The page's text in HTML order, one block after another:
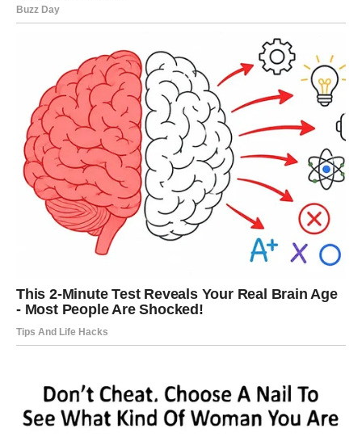
DJEVICA
Pred vama su dani tokom kojih ćete mnogo jasnije vidjeti
ko vam donosi mir, a ko stres.
Jedna odluka donosi vam veliko emotivno olakšanje.
Karma vas vodi prema boljem životu
Pred vama su mnogo sretniji dani nego ranije.